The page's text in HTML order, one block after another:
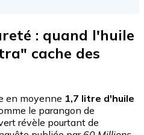
: quand l'huile
cache des
en moyenne 1,7 litre d'huile
le parangon de
révèle pourtant de